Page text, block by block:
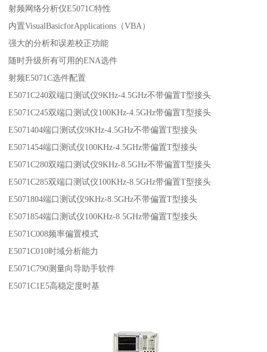
射频网络分析仪E5071C特性
内置VisualBasicforApplications（VBA）
强大的分析和误差校正功能
随时升级所有可用的ENA选件
射频E5071C选件配置
E5071C240双端口测试仪9KHz-4.5GHz不带偏置T型接头
E5071C245双端口测试仪100KHz-4.5GHz带偏置T型接头
E5071404端口测试仪9KHz-4.5GHz不带偏置T型接头
E5071454端口测试仪100KHz-4.5GHz带偏置T型接头
E5071C280双端口测试仪9KHz-8.5GHz不带偏置T型接头
E5071C285双端口测试仪100KHz-8.5GHz带偏置T型接头
E5071804端口测试仪9KHz-8.5GHz不带偏置T型接头
E5071854端口测试仪100KHz-8.5GHz带偏置T型接头
E5071C008频率偏置模式
E5071C010时域分析能力
E5071C790测量向导助手软件
E5071C1E5高稳定度时基